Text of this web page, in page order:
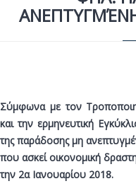
Σύμφωνα με τον
και την ερμηνευτική
της παράδοσης μη
που ασκεί οικονομική
την 2α Ιανουαρίου 2018.